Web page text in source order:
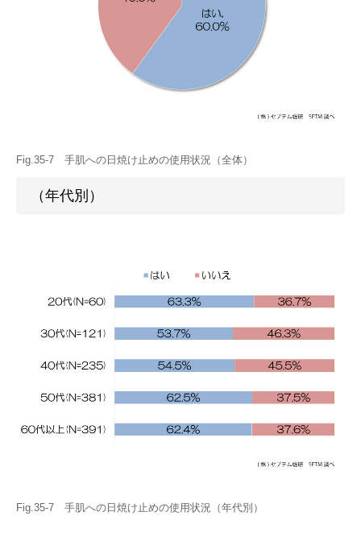
Fig.35-7 手肌への日焼け止めの使用状況（全体）
（年代別）
Fig.35-7 手肌への日焼け止めの使用状況（年代別）